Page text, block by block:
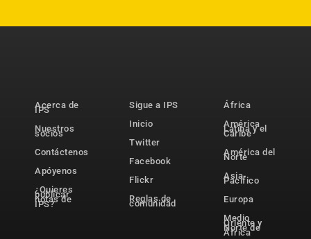
Acerca de
IPS
Nuestros
socios
Contáctenos
Apóyenos
¿Quieres
publicar
notas de
IPS?
Sigue a IPS
Inicio
Twitter
Facebook
Flickr
Reglas de
comunidad
África
América
Latina y el
Caribe
América del
Norte
Asia-
Pacífico
Europa
Medio
Oriente y
Norte de
África